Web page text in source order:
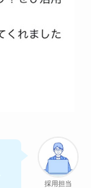
採用担当